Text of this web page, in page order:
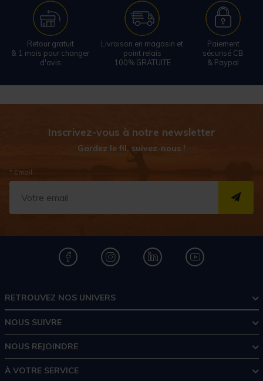
Retour gratuit
& 1 mois pour changer
d'avis
Livraison en magasin et
point relais
100% GRATUITE
Paiement
sécurisé CB
& Paypal
Inscrivez-vous à notre newsletter
Gardez le fil, suivez-nous !
* Email
RETROUVEZ NOS UNIVERS
NOUS SUIVRE
NOUS REJOINDRE
À VOTRE SERVICE